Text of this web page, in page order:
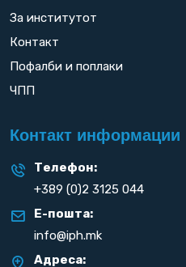
За институтот
Контакт
Пофалби и поплаки
ЧПП
Контакт информации
Телефон:
+389 (0)2 3125 044
Е-пошта:
info@iph.mk
Адреса: